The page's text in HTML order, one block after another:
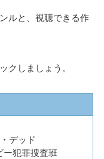
ルと、視聴できる作
クしましょう。
デッド
ー犯罪捜査班